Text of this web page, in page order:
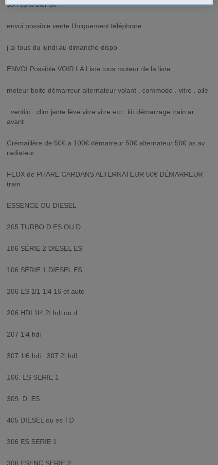
son contrôler ok
envoi possible vente Uniquement téléphone
j ai tous du lundi au dimanche dispo
ENVOI Possible VOIR LA Liste tous moteur de la liste
moteur boite démarreur alternateur volant . commodo . vitre . aile
. ventilo . clim jante lève vitre vitre etc.. kit démarrage train ar
avant
Crémaillère de 50€ a 100€ démarreur 50€ alternateur 50€ ps av
radiateur
FEUX de PHARE CARDANS ALTERNATEUR 50€ DÉMARREUR
train
ESSENCE OU DIESEL
205 TURBO D ES OU D
106 SÉRIE 2 DIESEL ES
106 SÉRIE 1 DIESEL ES
206 ES 1l1 1l4 16 et auto
206 HDI 1l4 2l hdi ou d
207 1l4 hdi
307 1l6 hdi . 307 2l hdI
106. ES SERIE 1
309. D .ES
405 DIESEL ou es TD
306 ES SERIE 1
306 ESENC SERIE 2